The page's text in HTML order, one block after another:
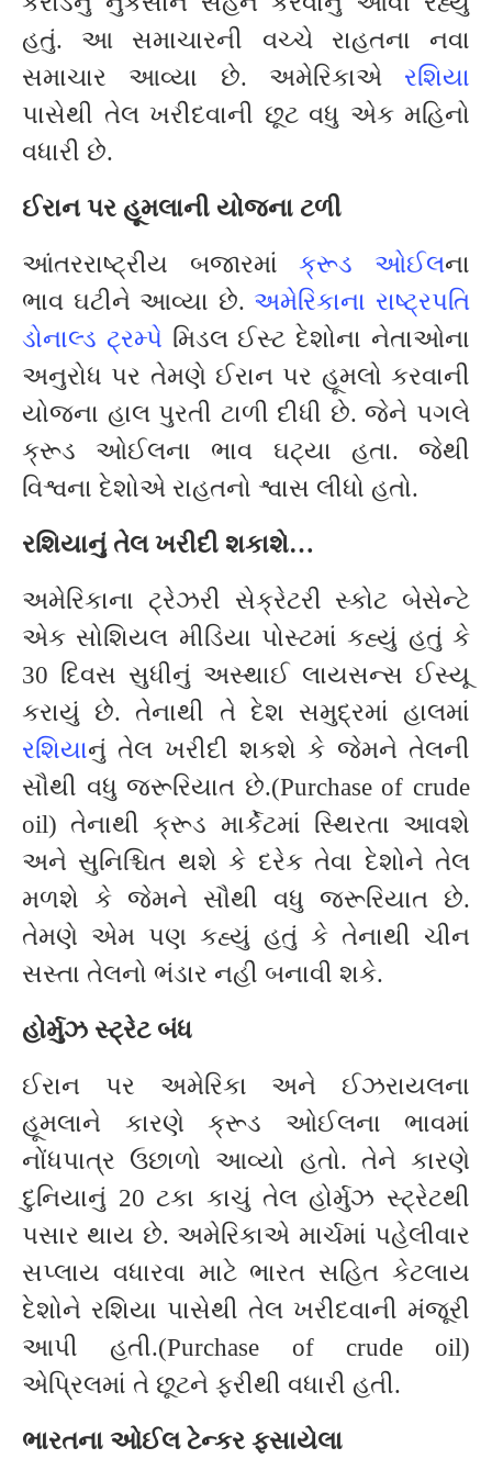
હતું. આ સમાચારની વચ્ચે રાહતના નવા
સમાચાર આવ્યા છે. અમેરિકાએ રશિયા
પાસેથી તેલ ખરીદવાની છૂટ વધુ એક મહિનો
વધારી છે.
ઈરાન પર હૂમલાની યોજના ટળી
આંતરરાષ્ટ્રીય બજારમાંક્રૂડ ઓઈલના
ભાવ ઘટીને આવ્યા છે. અમેરિકાના રાષ્ટ્રપતિ
ડોનાલ્ડ ટ્રમ્પે મિડલ ઈસ્ટ દેશોના નેતાઓના
અનુરોધ પર તેમણે ઈરાન પર હૂમલો કરવાની
યોજના હાલ પુરતી ટાળી દીધી છે. જેને પગલે
ક્રૂડ ઓઈલના ભાવ ઘટ્યા હતા. જેથી
વિશ્વના દેશોએ રાહતનો શ્વાસ લીધો હતો.
રશિયાનું તેલ ખરીદી શકાશે…
અમેરિકાના ટ્રેઝરી સેક્રેટરી સ્કોટ બેસેન્ટે
એક સોશિયલ મીડિયા પોસ્ટમાં કહ્યું હતું કે
30 દિવસ સુધીનું અસ્થાઈ લાયસન્સ ઈસ્યૂ
કરાયું છે. તેનાથી તે દેશ સમુદ્રમાં હાલમાં
રશિયાનું તેલ ખરીદી શકશે કે જેમને તેલની
સૌથી વધુ જરૂરિયાત છે.(Purchase of crude
oil) તેનાથી ક્રૂડ માર્કેટમાં સ્થિરતા આવશે
અને સુનિશ્ચિત થશે કે દરેક તેવા દેશોને તેલ
મળશે કે જેમને સૌથી વધુ જરૂરિયાત છે.
તેમણે એમ પણ કહ્યું હતું કે તેનાથી ચીન
સસ્તા તેલનો ભંડાર નહી બનાવી શકે.
હોર્મુઝ સ્ટ્રેટ બંધ
ઈરાન પર અમેરિકા અને ઈઝરાયલના
હૂમલાને કારણે ક્રૂડ ઓઈલના ભાવમાં
નોંધપાત્ર ઉછાળો આવ્યો હતો. તેને કારણે
દુનિયાનું 20 ટકા કાચું તેલ હોર્મુઝ સ્ટ્રેટથી
પસાર થાય છે. અમેરિકાએ માર્ચમાં પહેલીવાર
સપ્લાય વધારવા માટે ભારત સહિત કેટલાય
દેશોને રશિયા પાસેથી તેલ ખરીદવાની મંજૂરી
આપી હતી.(Purchase of crude oil)
એપ્રિલમાં તે છૂટને ફરીથી વધારી હતી.
ભારતના ઓઈલ ટેન્કર ફસાયેલા